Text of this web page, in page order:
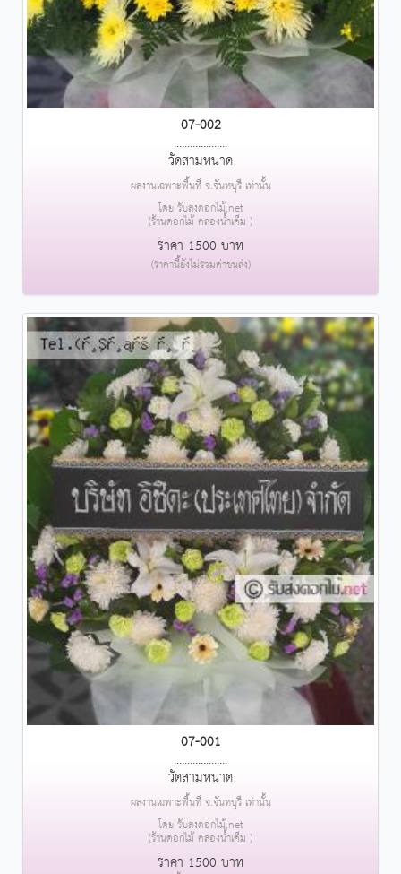
07-002
....................
วัดสามหนาด
ผลงานเฉพาะพื้นที่ จ.จันทบุรี เท่านั้น
โดย รับส่งดอกไม้.net
(ร้านดอกไม้ คลองน้ำเค็ม )
ราคา 1500 บาท
(ราคานี้ยังไม่รวมค่าขนส่ง)
07-001
....................
วัดสามหนาด
ผลงานเฉพาะพื้นที่ จ.จันทบุรี เท่านั้น
โดย รับส่งดอกไม้.net
(ร้านดอกไม้ คลองน้ำเค็ม )
ราคา 1500 บาท